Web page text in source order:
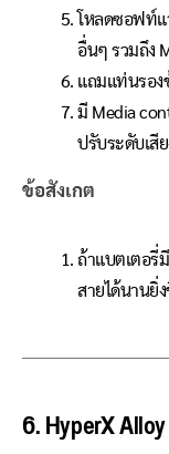
โหลดซอฟท์แ
อื่นๆ รวมถึง
แถมแท่นรอง
มี Media
ปรับระดับเสีย
ข้อสังเกต
ถ้าแบตเตอรี่
สายได้นานยิ่
6. HyperX